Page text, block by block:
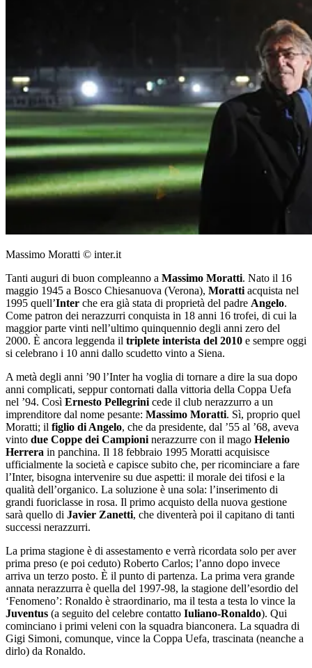
Massimo Moratti © inter.it
Tanti auguri di buon compleanno a Massimo Moratti. Nato il 16
maggio 1945 a Bosco Chiesanuova (Verona), Moratti acquista nel
1995 quell’Inter che era già stata di proprietà del padre Angelo.
Come patron dei nerazzurri conquista in 18 anni 16 trofei, di cui la
maggior parte vinti nell’ultimo quinquennio degli anni zero del
2000. È ancora leggenda il triplete interista del 2010 e sempre oggi
si celebrano i 10 anni dallo scudetto vinto a Siena.
A metà degli anni ’90 l’Inter ha voglia di tornare a dire la sua dopo
anni complicati, seppur contornati dalla vittoria della Coppa Uefa
nel ’94. Così Ernesto Pellegrini cede il club nerazzurro a un
imprenditore dal nome pesante: Massimo Moratti. Sì, proprio quel
Moratti; il figlio di Angelo, che da presidente, dal ’55 al ’68, aveva
vinto due Coppe dei Campioni nerazzurre con il mago Helenio
Herrera in panchina. Il 18 febbraio 1995 Moratti acquisisce
ufficialmente la società e capisce subito che, per ricominciare a fare
l’Inter, bisogna intervenire su due aspetti: il morale dei tifosi e la
qualità dell’organico. La soluzione è una sola: l’inserimento di
grandi fuoriclasse in rosa. Il primo acquisto della nuova gestione
sarà quello di Javier Zanetti, che diventerà poi il capitano di tanti
successi nerazzurri.
La prima stagione è di assestamento e verrà ricordata solo per aver
prima preso (e poi ceduto) Roberto Carlos; l’anno dopo invece
arriva un terzo posto. È il punto di partenza. La prima vera grande
annata nerazzurra è quella del 1997-98, la stagione dell’esordio del
‘Fenomeno’: Ronaldo è straordinario, ma il testa a testa lo vince la
Juventus (a seguito del celebre contatto Iuliano-Ronaldo). Qui
cominciano i primi veleni con la squadra bianconera. La squadra di
Gigi Simoni, comunque, vince la Coppa Uefa, trascinata (neanche a
dirlo) da Ronaldo.